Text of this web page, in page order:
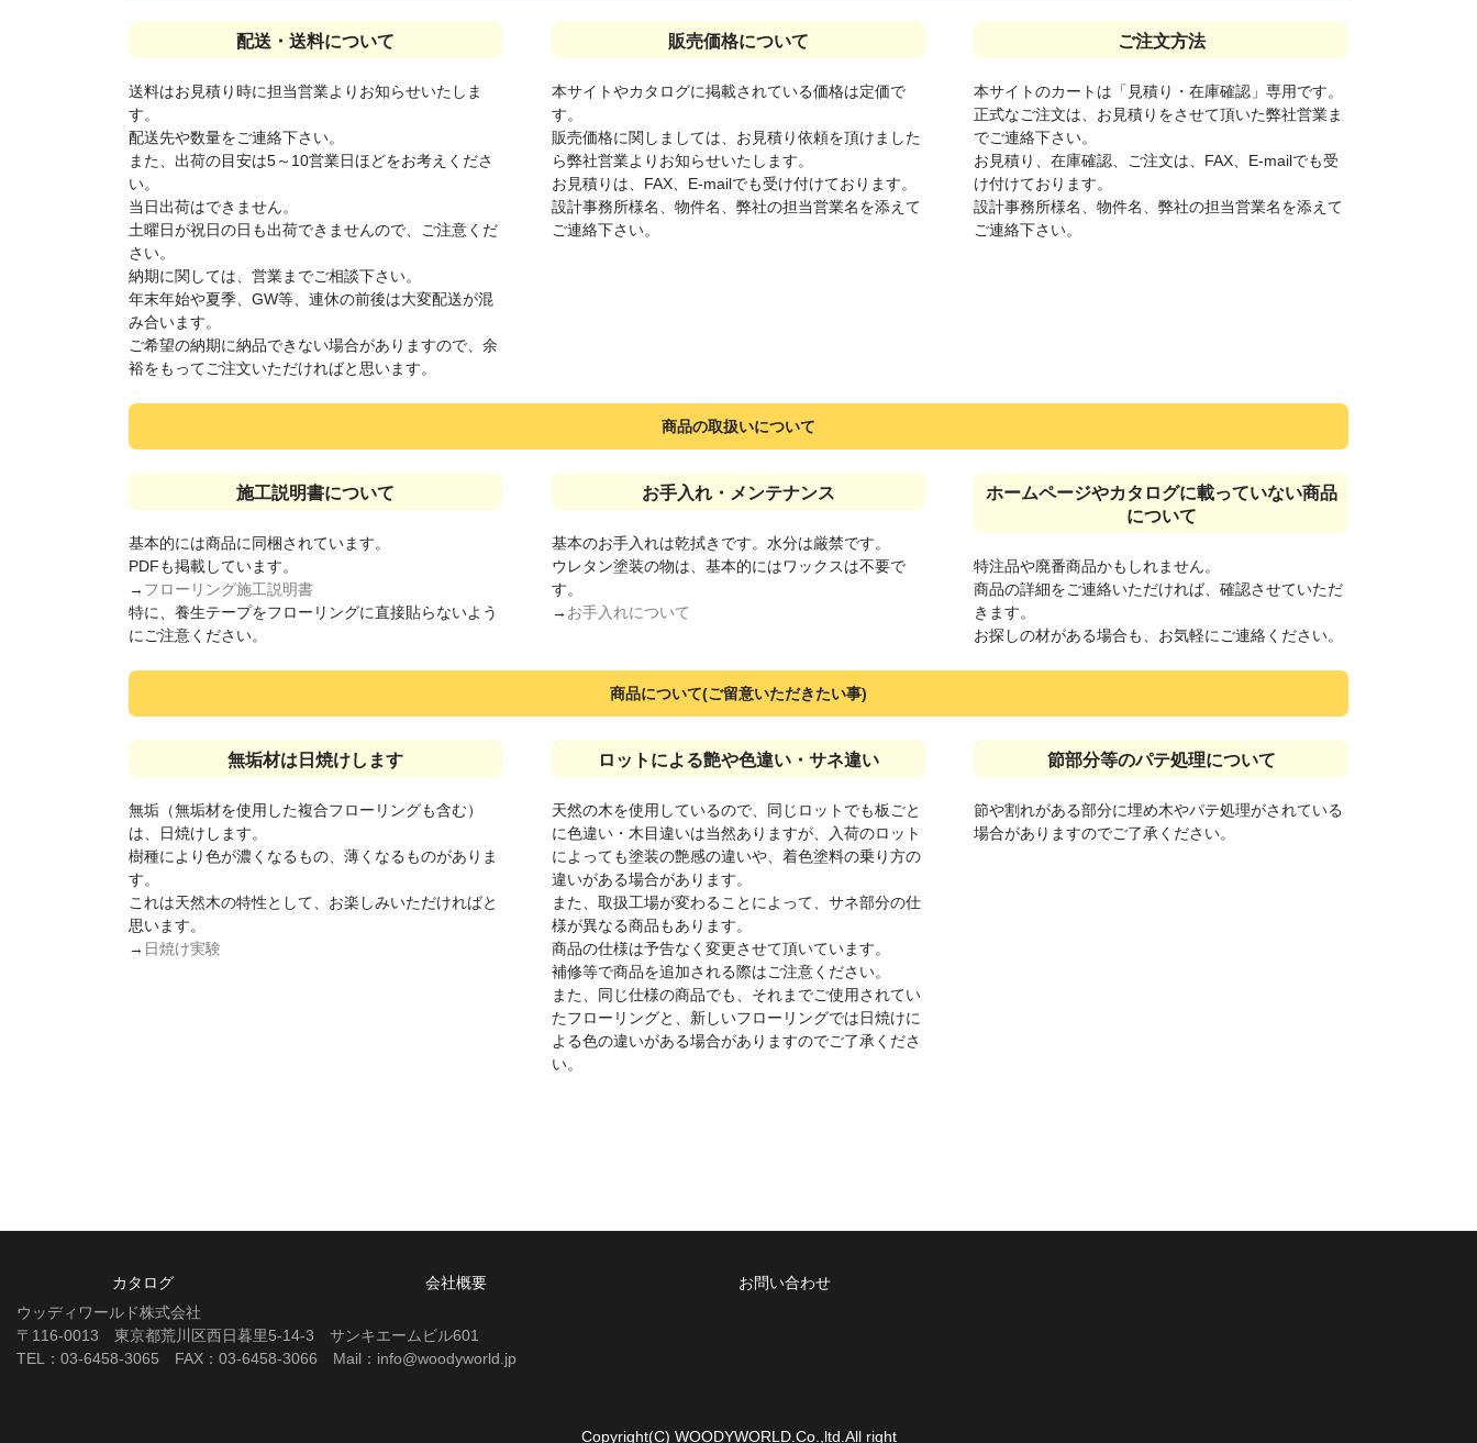
配送・送料について
送料はお見積り時に担当営業よりお知らせいたしま
す。
配送先や数量をご連絡下さい。
また、出荷の目安は5～10営業日ほどをお考えくださ
い。
当日出荷はできません。
土曜日が祝日の日も出荷できませんので、ご注意くだ
さい。
納期に関しては、営業までご相談下さい。
年末年始や夏季、GW等、連休の前後は大変配送が混
み合います。
ご希望の納期に納品できない場合がありますので、余
裕をもってご注文いただければと思います。
販売価格について
本サイトやカタログに掲載されている価格は定価で
す。
販売価格に関しましては、お見積り依頼を頂けました
ら弊社営業よりお知らせいたします。
お見積りは、FAX、E-mailでも受け付けております。
設計事務所様名、物件名、弊社の担当営業名を添えて
ご連絡下さい。
ご注文方法
本サイトのカートは「見積り・在庫確認」専用です。
正式なご注文は、お見積りをさせて頂いた弊社営業ま
でご連絡下さい。
お見積り、在庫確認、ご注文は、FAX、E-mailでも受
け付けております。
設計事務所様名、物件名、弊社の担当営業名を添えて
ご連絡下さい。
商品の取扱いについて
施工説明書について
基本的には商品に同梱されています。
PDFも掲載しています。
→ フローリング施工説明書
特に、養生テープをフローリングに直接貼らないよう
にご注意ください。
お手入れ・メンテナンス
基本のお手入れは乾拭きです。水分は厳禁です。
ウレタン塗装の物は、基本的にはワックスは不要で
す。
→ お手入れについて
ホームページやカタログに載っていない商品
について
特注品や廃番商品かもしれません。
商品の詳細をご連絡いただければ、確認させていただ
きます。
お探しの材がある場合も、お気軽にご連絡ください。
商品について(ご留意いただきたい事)
無垢材は日焼けします
無垢（無垢材を使用した複合フローリングも含む）
は、日焼けします。
樹種により色が濃くなるもの、薄くなるものがありま
す。
これは天然木の特性として、お楽しみいただければと
思います。
→ 日焼け実験
ロットによる艶や色違い・サネ違い
天然の木を使用しているので、同じロットでも板ごと
に色違い・木目違いは当然ありますが、入荷のロット
によっても塗装の艶感の違いや、着色塗料の乗り方の
違いがある場合があります。
また、取扱工場が変わることによって、サネ部分の仕
様が異なる商品もあります。
商品の仕様は予告なく変更させて頂いています。
補修等で商品を追加される際はご注意ください。
また、同じ仕様の商品でも、それまでご使用されてい
たフローリングと、新しいフローリングでは日焼けに
よる色の違いがある場合がありますのでご了承くださ
い。
節部分等のパテ処理について
節や割れがある部分に埋め木やパテ処理がされている
場合がありますのでご了承ください。
カタログ 会社概要
お問い合わせ
ウッディワールド株式会社
〒116-0013 東京都荒川区西日暮里5-14-3 サンキエームビル601
TEL：03-6458-3065 FAX：03-6458-3066 Mail：info@woodyworld.jp
Copyright(C) WOODYWORLD.Co.,ltd.All right